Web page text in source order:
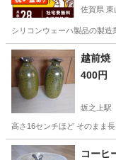
佐賀県 東
シリコンウェーハ製品の製
佐賀 伊万里市 東山
越前
400円
坂之上駅
高さ16センチほど そのまま
鹿児島 鹿児島市コーヒ